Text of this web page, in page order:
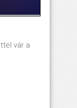
vár a